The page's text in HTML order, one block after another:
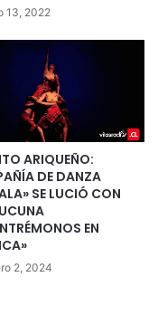
13, 2022
ARIQUEÑO:
DE DANZA
SE LUCIÓ CON
EN
2, 2024